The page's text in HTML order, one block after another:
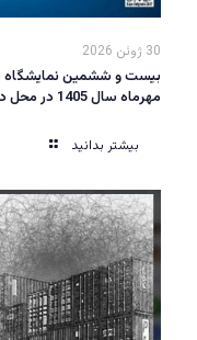
30 ژوئن 2026
مهرماه سال 1405 در محل دائمی نمایشگاه های بین المللی تهران
بیشتر بدانید